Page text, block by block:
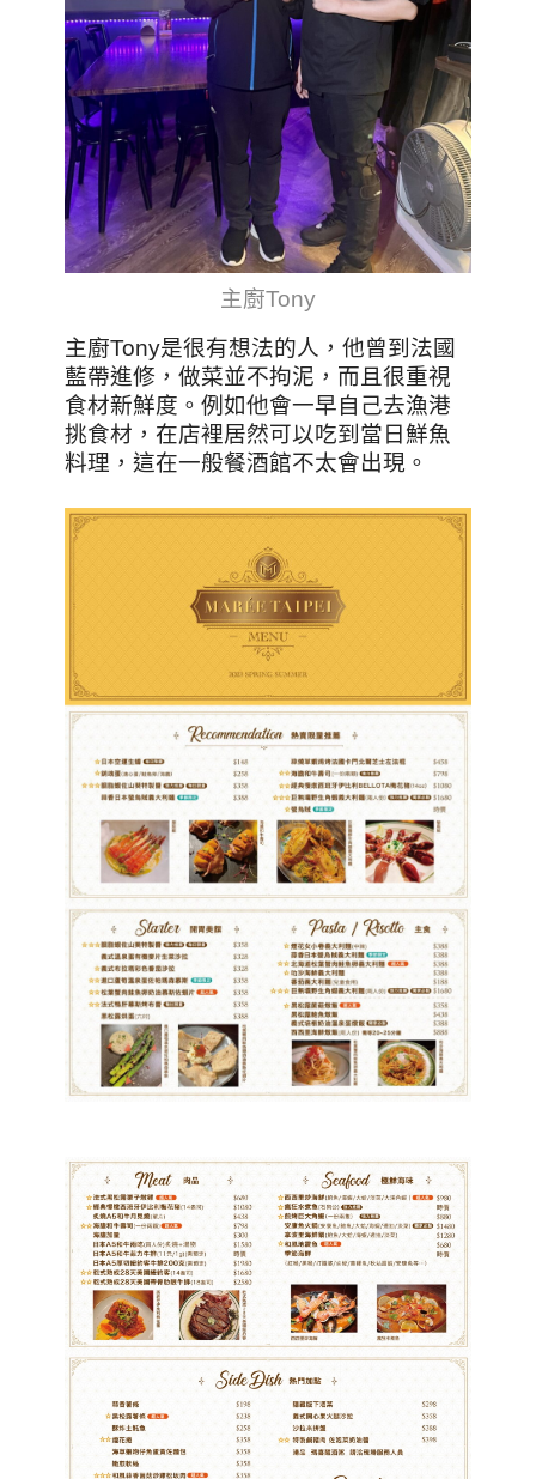
主廚Tony
主廚Tony是很有想法的人，他曾到法國
藍帶進修，做菜並不拘泥，而且很重視
食材新鮮度。例如他會一早自己去漁港
挑食材，在店裡居然可以吃到當日鮮魚
料理，這在一般餐酒館不太會出現。